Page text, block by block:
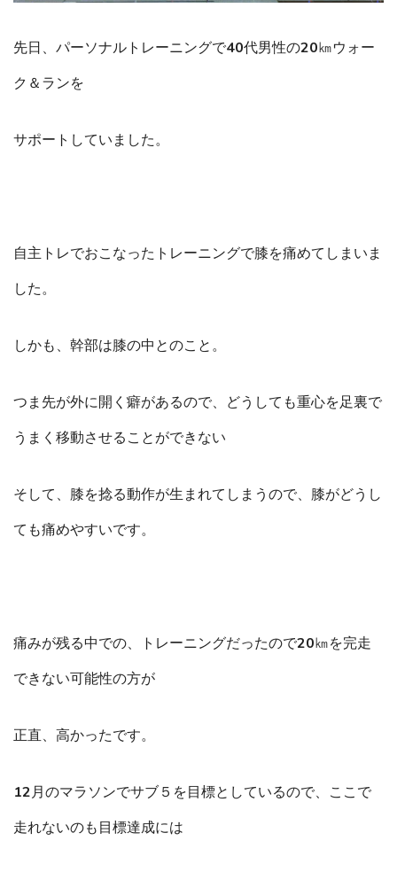
先日、パーソナルトレーニングで40代男性の20㎞ウォー
ク＆ランを
サポートしていました。
自主トレでおこなったトレーニングで膝を痛めてしまいま
した。
しかも、幹部は膝の中とのこと。
つま先が外に開く癖があるので、どうしても重心を足裏で
うまく移動させることができない
そして、膝を捻る動作が生まれてしまうので、膝がどうし
ても痛めやすいです。
痛みが残る中での、トレーニングだったので20㎞を完走
できない可能性の方が
正直、高かったです。
12月のマラソンでサブ５を目標としているので、ここで
走れないのも目標達成には